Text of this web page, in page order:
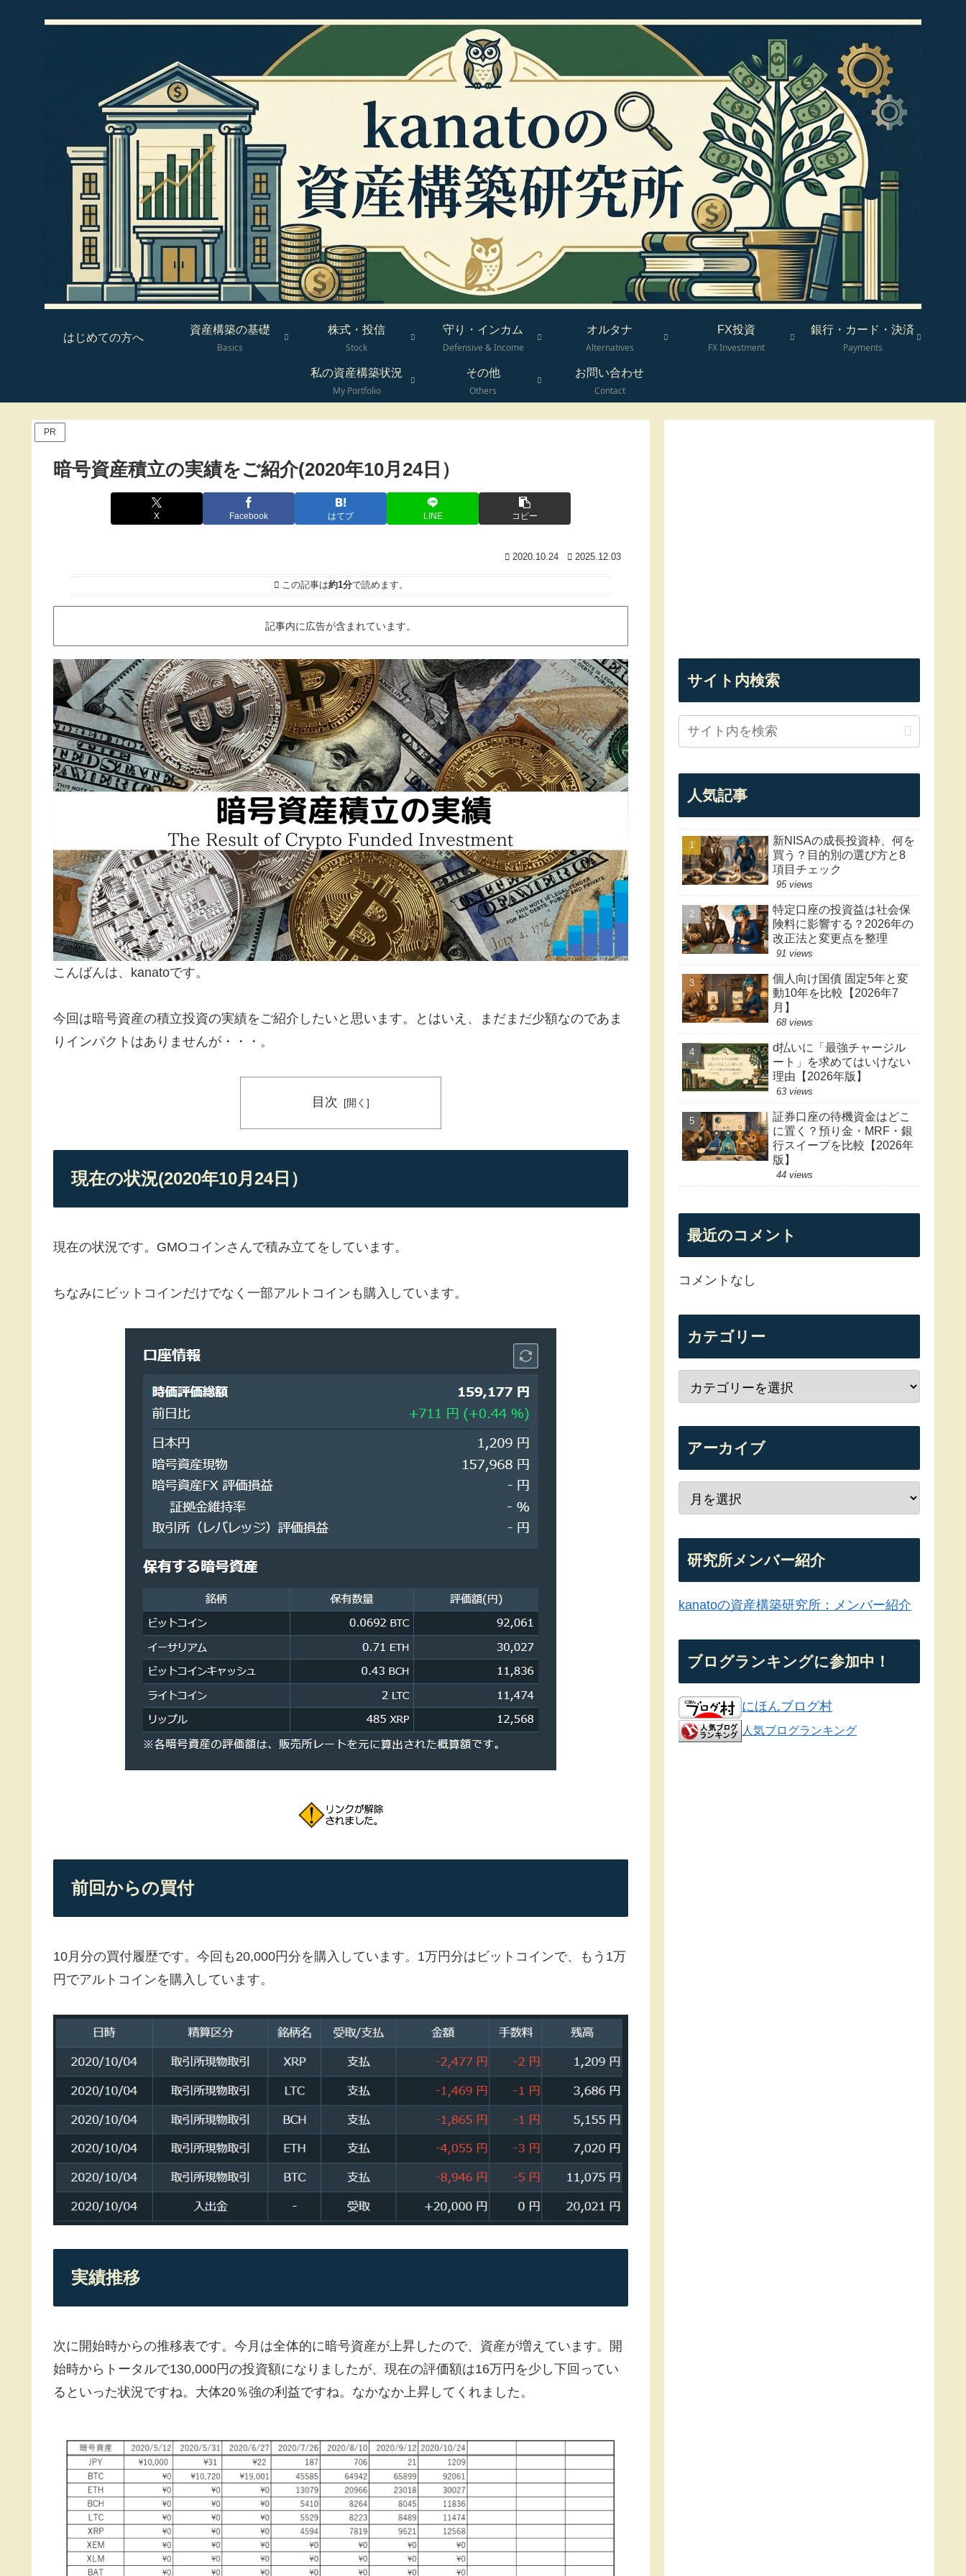
はじめての方へ
資産構築の基礎
Basics
株式・投信
Stock
守り・インカム
Defensive & Income
オルタナ
Alternatives
FX投資
FX Investment
銀行・カード・決済
Payments
私の資産構築状況
My Portfolio
その他
Others
お問い合わせ
Contact
PR
暗号資産積立の実績をご紹介(2020年10月24日）
X Facebook はてブ LINE コピー
2020.10.24 2025.12.03
この記事は約1分で読めます。
記事内に広告が含まれています。
こんばんは、kanatoです。
今回は暗号資産の積立投資の実績をご紹介したいと思います。とはいえ、まだまだ少額なのであま
りインパクトはありませんが・・・。
目次
現在の状況(2020年10月24日）
現在の状況です。GMOコインさんで積み立てをしています。
ちなみにビットコインだけでなく一部アルトコインも購入しています。
前回からの買付
10月分の買付履歴です。今回も20,000円分を購入しています。1万円分はビットコインで、もう1万
円でアルトコインを購入しています。
実績推移
次に開始時からの推移表です。今月は全体的に暗号資産が上昇したので、資産が増えています。開
始時からトータルで130,000円の投資額になりましたが、現在の評価額は16万円を少し下回ってい
るといった状況ですね。大体20％強の利益ですね。なかなか上昇してくれました。
サイト内検索
人気記事
新NISAの成長投資枠、何を
買う？目的別の選び方と8
項目チェック
95 views
特定口座の投資益は社会保
険料に影響する？2026年の
改正法と変更点を整理
91 views
個人向け国債 固定5年と変
動10年を比較【2026年7
月】
68 views
d払いに「最強チャージル
ート」を求めてはいけない
理由【2026年版】
63 views
証券口座の待機資金はどこ
に置く？預り金・MRF・銀
行スイープを比較【2026年
版】
44 views
最近のコメント
コメントなし
カテゴリー
アーカイブ
研究所メンバー紹介
kanatoの資産構築研究所：メンバー紹介
ブログランキングに参加中！
にほんブログ村
人気ブログランキング